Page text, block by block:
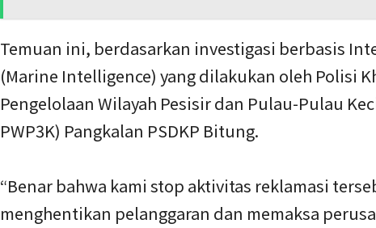
Temuan ini, berdasarkan investigasi berbasis
(Marine Intelligence) yang dilakukan oleh Polisi
Pengelolaan Wilayah Pesisir dan Pulau-Pulau
PWP3K) Pangkalan PSDKP Bitung.
“Benar bahwa kami stop aktivitas reklamasi
menghentikan pelanggaran dan memaksa